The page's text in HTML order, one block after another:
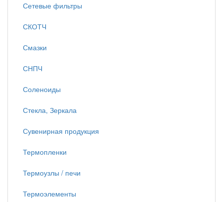
Сетевые фильтры
СКОТЧ
Смазки
СНПЧ
Соленоиды
Стекла, Зеркала
Сувенирная продукция
Термопленки
Термоузлы / печи
Термоэлементы